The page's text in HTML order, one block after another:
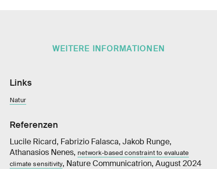
WEITERE INFORMATIONEN
Links
Natur
Referenzen
Lucile Ricard, Fabrizio Falasca, Jakob Runge,
Athanasios Nenes, network-based constraint to evaluate
climate sensitivity, Nature Communicatrion, August 2024